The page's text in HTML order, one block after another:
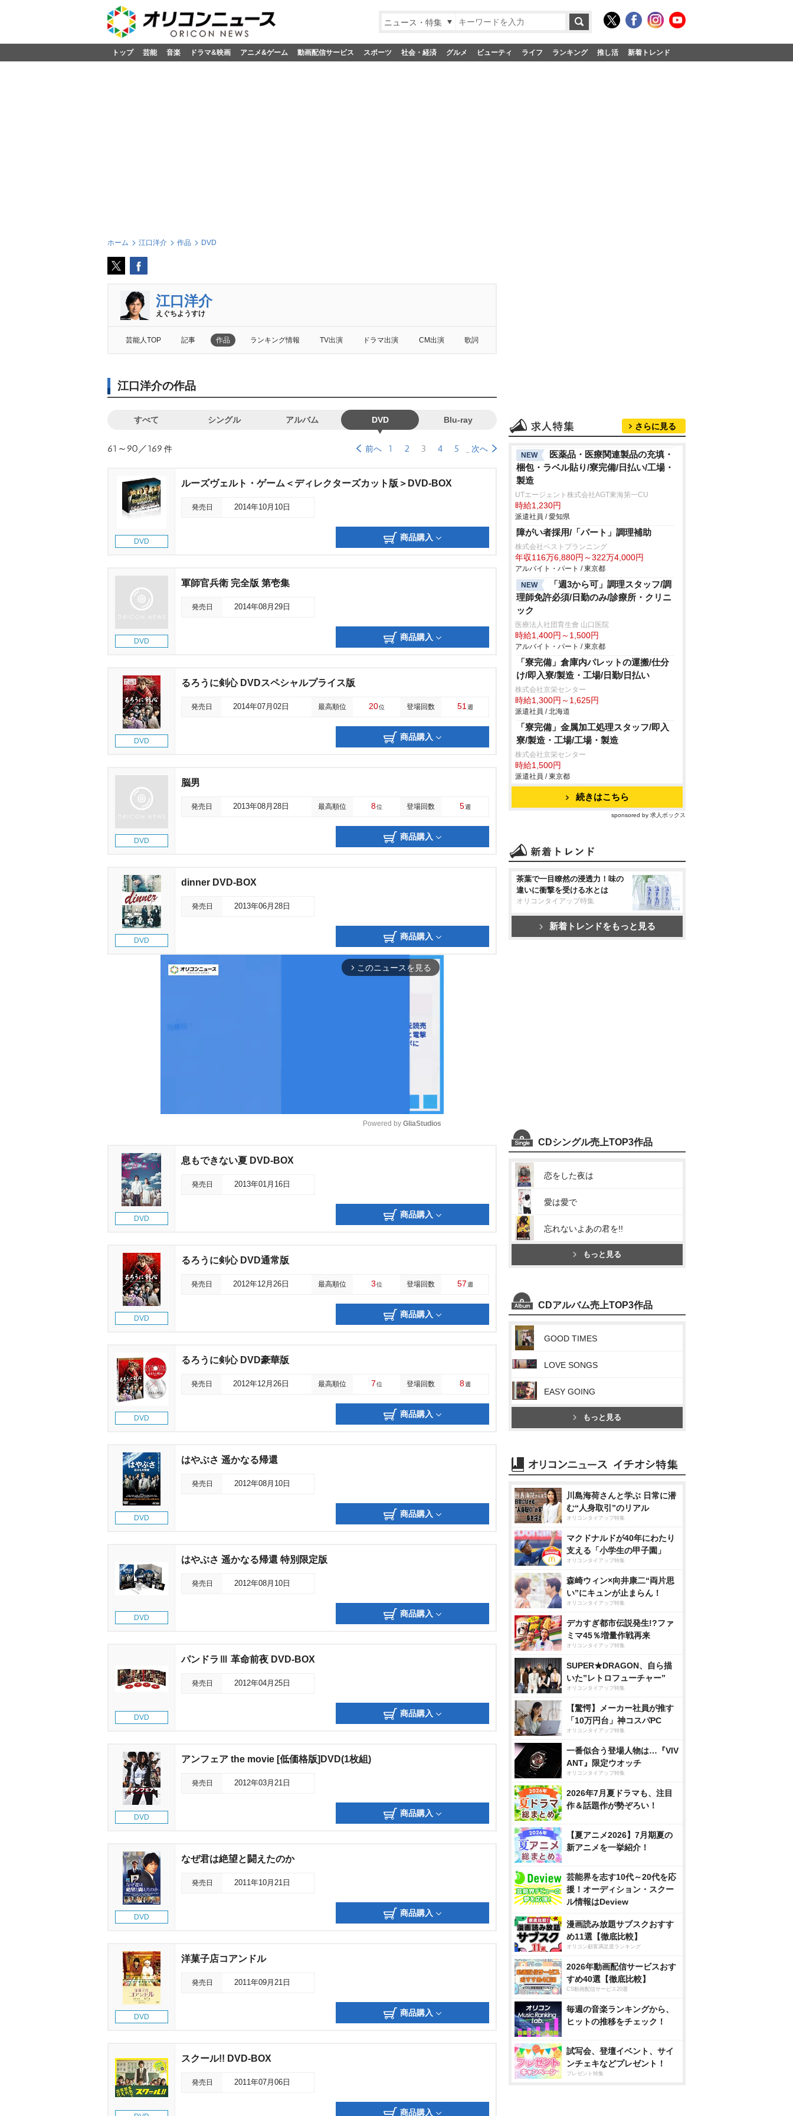
ニュース・特集
トップ 芸能 音楽 ドラマ&映画 アニメ&ゲーム 動画配信サービス スポーツ 社会・経済 グルメ ビューティ ライフ ランキング 推し活 新着トレンド
ホーム 江口洋介 作品 DVD
江口洋介
えぐちようすけ
芸能人TOP 記事 作品 ランキング情報 TV出演 ドラマ出演 CM出演 歌詞
江口洋介の作品
すべて シングル アルバム DVD Blu-ray
61～90／169 件 前へ 1 2 3 4 5 次へ
DVD
ルーズヴェルト・ゲーム＜ディレクターズカット版＞DVD-BOX
発売日 2014年10月10日
商品購入
DVD
軍師官兵衛 完全版 第壱集
発売日 2014年08月29日
商品購入
DVD
るろうに剣心 DVDスペシャルプライス版
発売日 2014年07月02日 最高順位 20位 登場回数 51 週
商品購入
DVD
脳男
発売日 2013年08月28日 最高順位 8位 登場回数 5週
商品購入
DVD
dinner DVD-BOX
発売日 2013年06月28日
商品購入
arrow_forward_ios このニュースを見る
e
Powered by GliaStudios
DVD
息もできない夏 DVD-BOX
発売日 2013年01月16日
商品購入
DVD
るろうに剣心 DVD通常版
発売日 2012年12月26日 最高順位 3位 登場回数 57週
商品購入
DVD
るろうに剣心 DVD豪華版
発売日 2012年12月26日 最高順位 7位 登場回数 8週
商品購入
DVD
はやぶさ 遥かなる帰還
発売日 2012年08月10日
商品購入
DVD
はやぶさ 遥かなる帰還 特別限定版
発売日 2012年08月10日
商品購入
DVD
パンドラⅢ 革命前夜 DVD-BOX
発売日 2012年04月25日
商品購入
DVD
アンフェア the movie [低価格版]DVD(1枚組)
発売日 2012年03月21日
商品購入
DVD
なぜ君は絶望と闘えたのか
発売日 2011年10月21日
商品購入
DVD
洋菓子店コアンドル
発売日 2011年09月21日
商品購入
スクール!! DVD-BOX
発売日 2011年07月06日
商品購入
さらに見る
NEW
医薬品・医療関連製品の充填・
梱包・ラベル貼り/寮完備/日払い/工場・
製造
UTエージェント株式会社AGT東海第一CU
時給1,230円
派遣社員 / 愛知県
障がい者採用/「パート」調理補助
株式会社ベストプランニング
年収116万6,880円～322万4,000円
アルバイト・パート / 東京都
NEW
「週3から可」調理スタッフ/調
理師免許必須/日勤のみ/診療所・クリニ
ック
医療法人社団育生會 山口医院
時給1,400円～1,500円
アルバイト・パート / 東京都
「寮完備」倉庫内パレットの運搬/仕分
け/即入寮/製造・工場/日勤/日払い
株式会社京栄センター
時給1,300円～1,625円
派遣社員 / 北海道
「寮完備」金属加工処理スタッフ/即入
寮/製造・工場/工場・製造
株式会社京栄センター
時給1,500円
派遣社員 / 東京都
続きはこちら
sponsored by 求人ボックス
茶葉で一目瞭然の浸透力！味の
違いに衝撃を受ける水とは
オリコンタイアップ特集
新着トレンドをもっと見る
CDシングル売上TOP3作品
恋をした夜は
愛は愛で
忘れないよあの君を!!
もっと見る
CDアルバム売上TOP3作品
GOOD TIMES
LOVE SONGS
EASY GOING
もっと見る
川島海荷さんと学ぶ 日常に潜
む“人身取引”のリアル
オリコンタイアップ特集
マクドナルドが40年にわたり
支える「小学生の甲子園」
オリコンタイアップ特集
森崎ウィン×向井康二“両片思
い”にキュンが止まらん！
オリコンタイアップ特集
デカすぎ都市伝説発生!?ファ
ミマ45％増量作戦再来
オリコンタイアップ特集
SUPER★DRAGON、自ら描
いた”レトロフューチャー”
オリコンタイアップ特集
【驚愕】メーカー社員が推す
「10万円台」神コスパPC
オリコンタイアップ特集
一番似合う登場人物は…『VIV
ANT』限定ウオッチ
オリコンタイアップ特集
2026年7月夏ドラマも、注目
作＆話題作が勢ぞろい！
【夏アニメ2026】7月期夏の
新アニメを一挙紹介！
芸能界を志す10代～20代を応
援！オーディション・スクー
ル情報はDeview
漫画読み放題サブスクおすす
め11選【徹底比較】
オリコン顧客満足度ランキング
2026年動画配信サービスおす
すめ40選【徹底比較】
CS動画配信サービス20選
毎週の音楽ランキングから、
ヒットの推移をチェック！
試写会、登壇イベント、サイ
ンチェキなどプレゼント！
プレゼント特集